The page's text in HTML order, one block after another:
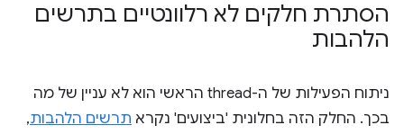
הסתרת חלקים לא רלוונטיים בתרשים
הלהבות
ניתוח הפעילות של ה-thread הראשי הוא לא עניין של מה
בכך. החלק הזה בחלונית 'ביצועים' נקרא תרשים הלהבות,